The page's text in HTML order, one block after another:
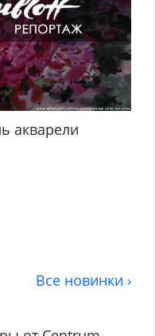
акварели
Все новинки ›